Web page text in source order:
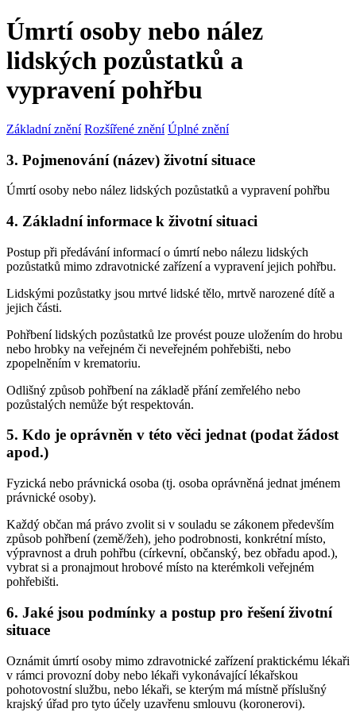
Úmrtí osoby nebo nález
lidských pozůstatků a
vypravení pohřbu
Základní znění Rozšířené znění Úplné znění
3. Pojmenování (název) životní situace
Úmrtí osoby nebo nález lidských pozůstatků a vypravení pohřbu
4. Základní informace k životní situaci
Postup při předávání informací o úmrtí nebo nálezu lidských
pozůstatků mimo zdravotnické zařízení a vypravení jejich pohřbu.
Lidskými pozůstatky jsou mrtvé lidské tělo, mrtvě narozené dítě a
jejich části.
Pohřbení lidských pozůstatků lze provést pouze uložením do hrobu
nebo hrobky na veřejném či neveřejném pohřebišti, nebo
zpopelněním v krematoriu.
Odlišný způsob pohřbení na základě přání zemřelého nebo
pozůstalých nemůže být respektován.
5. Kdo je oprávněn v této věci jednat (podat žádost
apod.)
Fyzická nebo právnická osoba (tj. osoba oprávněná jednat jménem
právnické osoby).
Každý občan má právo zvolit si v souladu se zákonem především
způsob pohřbení (země/žeh), jeho podrobnosti, konkrétní místo,
výpravnost a druh pohřbu (církevní, občanský, bez obřadu apod.),
vybrat si a pronajmout hrobové místo na kterémkoli veřejném
pohřebišti.
6. Jaké jsou podmínky a postup pro řešení životní
situace
Oznámit úmrtí osoby mimo zdravotnické zařízení praktickému lékaři
v rámci provozní doby nebo lékaři vykonávající lékařskou
pohotovostní službu, nebo lékaři, se kterým má místně příslušný
krajský úřad pro tyto účely uzavřenu smlouvu (koronerovi).